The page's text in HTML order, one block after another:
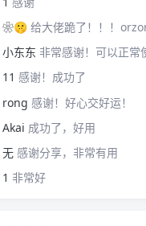
❀🤫 给大佬跪了！！！
小东东 非常感谢！可以正常
11 感谢！成功了
rong 感谢！好心交好运！
Akai 成功了，好用
无 感谢分享，非常有用
1 非常好